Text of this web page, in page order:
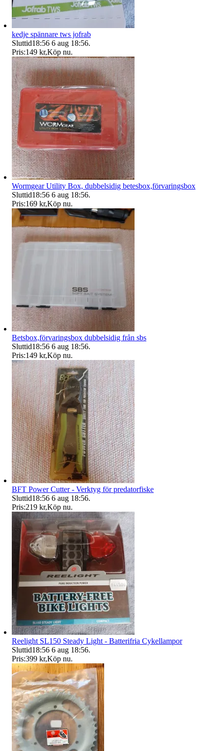
kedje spännare tws jofrab
Sluttid18:56 6 aug 18:56.
Pris:149 kr,Köp nu.
Wormgear Utility Box, dubbelsidig betesbox,förvaringsbox
Sluttid18:56 6 aug 18:56.
Pris:169 kr,Köp nu.
Betsbox,förvaringsbox dubbelsidig från sbs
Sluttid18:56 6 aug 18:56.
Pris:149 kr,Köp nu.
BFT Power Cutter - Verktyg för predatorfiske
Sluttid18:56 6 aug 18:56.
Pris:219 kr,Köp nu.
Reelight SL150 Steady Light - Batterifria Cykellampor
Sluttid18:56 6 aug 18:56.
Pris:399 kr,Köp nu.